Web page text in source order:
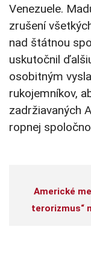
Venezuele.
zrušení
nad štátnou
uskutočnil
osobitným
rukojemníkov,
zadržiavaných
ropnej
Americké
terorizmus“